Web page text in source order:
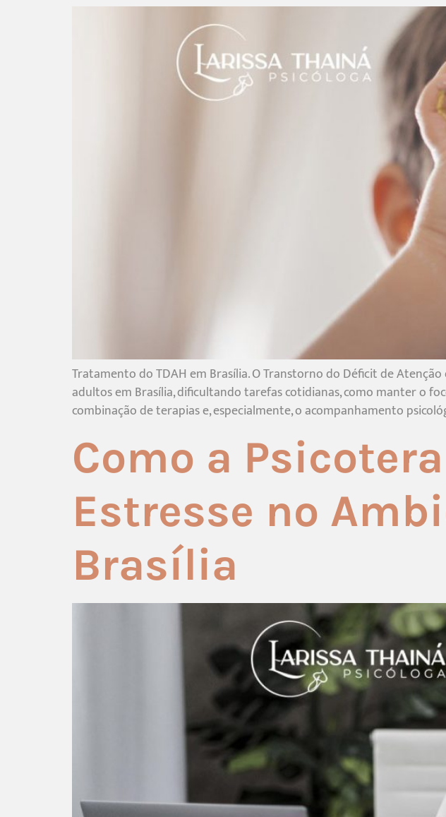
Tratamento do TDAH em Brasília. O Transtorno do Déficit de
adultos em Brasília, dificultando tarefas cotidianas, como manter o
combinação de terapias e, especialmente, o acompanhamento
Como a
Estresse no
Brasília